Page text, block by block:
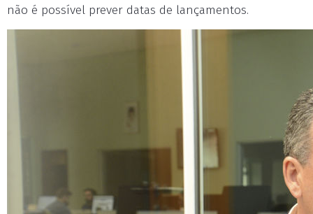
não é possível prever datas de lançamentos.